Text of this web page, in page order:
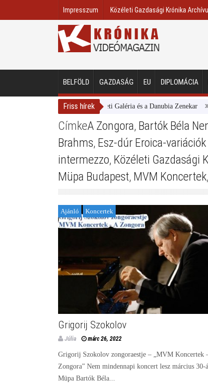
Impresszum Közéleti Gazdasági Krónika
BELFÖLD GAZDASÁG EU DIPLOMÁCIA
Friss hírek
Magyar Nemzeti Galéria és a Danubia Zenekar
CímkeA Zongora, Bartók Béla
Brahms, Esz-dúr Eroica-
intermezzo, Közéleti Gazdasági
Müpa Budapest, MVM Koncertek,
Ajánló Koncertek
Grigorij Szokolov
Júlia márc 26, 2022
Grigorij Szokolov zongoraestje – „MVM Koncertek
Zongora” Nem mindennapi koncert lesz március 30-
Müpa Bartók Béla...